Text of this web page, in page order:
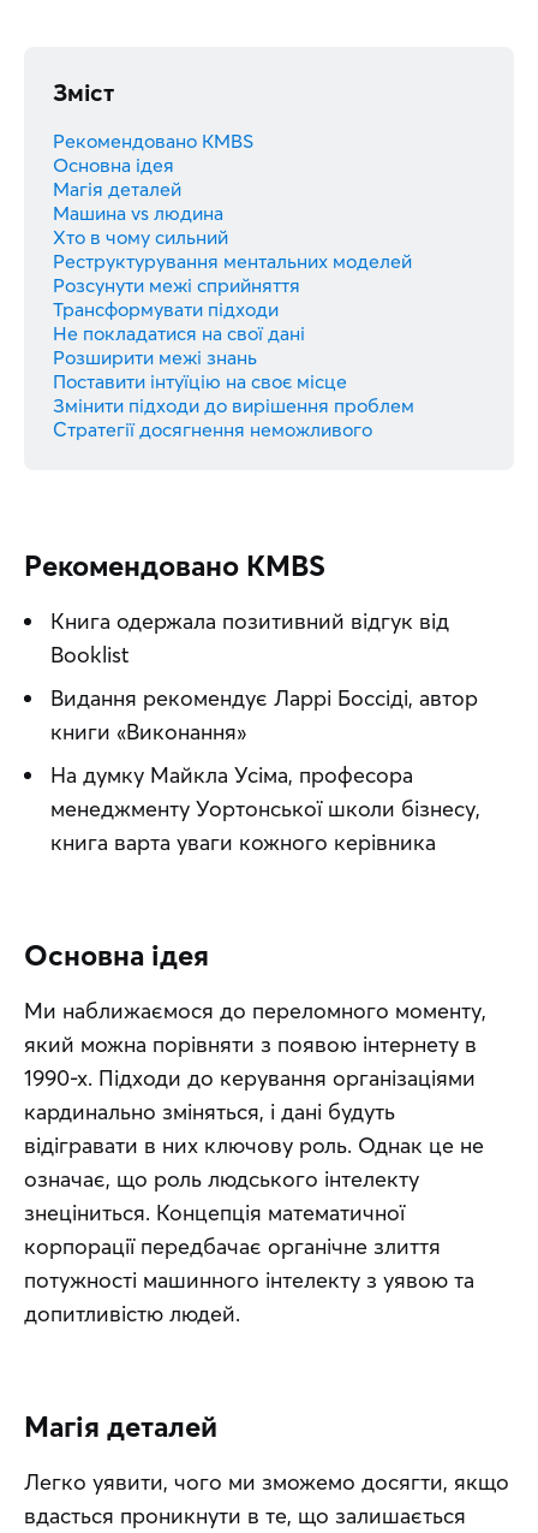
Зміст
Рекомендовано KMBS
Основна ідея
Магія деталей
Машина vs людина
Хто в чому сильний
Реструктурування ментальних моделей
Розсунути межі сприйняття
Трансформувати підходи
Не покладатися на свої дані
Розширити межі знань
Поставити інтуїцію на своє місце
Змінити підходи до вирішення проблем
Стратегії досягнення неможливого
Рекомендовано KMBS
Книга одержала позитивний відгук від
Booklist
Видання рекомендує Ларрі Боссіді, автор
книги «Виконання»
На думку Майкла Усіма, професора
менеджменту Уортонської школи бізнесу,
книга варта уваги кожного керівника
Основна ідея
Ми наближаємося до переломного моменту,
який можна порівняти з появою інтернету в
1990-х. Підходи до керування організаціями
кардинально зміняться, і дані будуть
відігравати в них ключову роль. Однак це не
означає, що роль людського інтелекту
знеціниться. Концепція математичної
корпорації передбачає органічне злиття
потужності машинного інтелекту з уявою та
допитливістю людей.
Магія деталей
Легко уявити, чого ми зможемо досягти, якщо
вдасться проникнути в те, що залишається